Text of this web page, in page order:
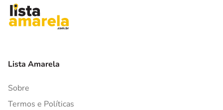
Lista Amarela
Sobre
Termos e Políticas